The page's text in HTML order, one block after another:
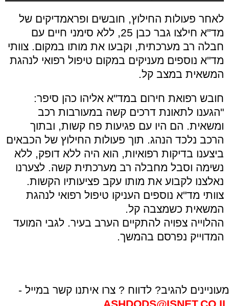
לאחר פעולות החילוץ, חובשים ופראמדיקים של
מד"א חילצו גבר כבן 25, ללא סימני חיים עם
חבלה רב מערכתית, וקבעו את מותו במקום. צוותי
מד"א נוספים מעניקים במקום טיפול רפואי לנהגת
המשאית במצב קל.
חובש רפואת חירום במד"א אליהו כהן סיפר:
"הגענו לתאונת דרכים קשה במעורבות רכב
ומשאית. הם היו עם פגיעות פח קשות, ובתוך
הרכב נלכד הנהג. תוך פעולות החילוץ של הכבאים
ביצענו בדיקות רפואיות, הוא היה ללא דופק, ללא
נשימה וסבל מחבלה רב מערכתית קשה. לצערנו
נאלצנו לקבוע את מותו עקב פציעותיו הקשות.
צוותי מד"א נוספים העניקו טיפול רפואי לנהגת
המשאית כשמצבה קל.
ההלוייה צפויה להתקיים הערב בעיר. לגבי המועד
המדוייק נפרסם בהמשך.
מעוניינים להגיב? לדווח ? צרו איתנו קשר במייל -